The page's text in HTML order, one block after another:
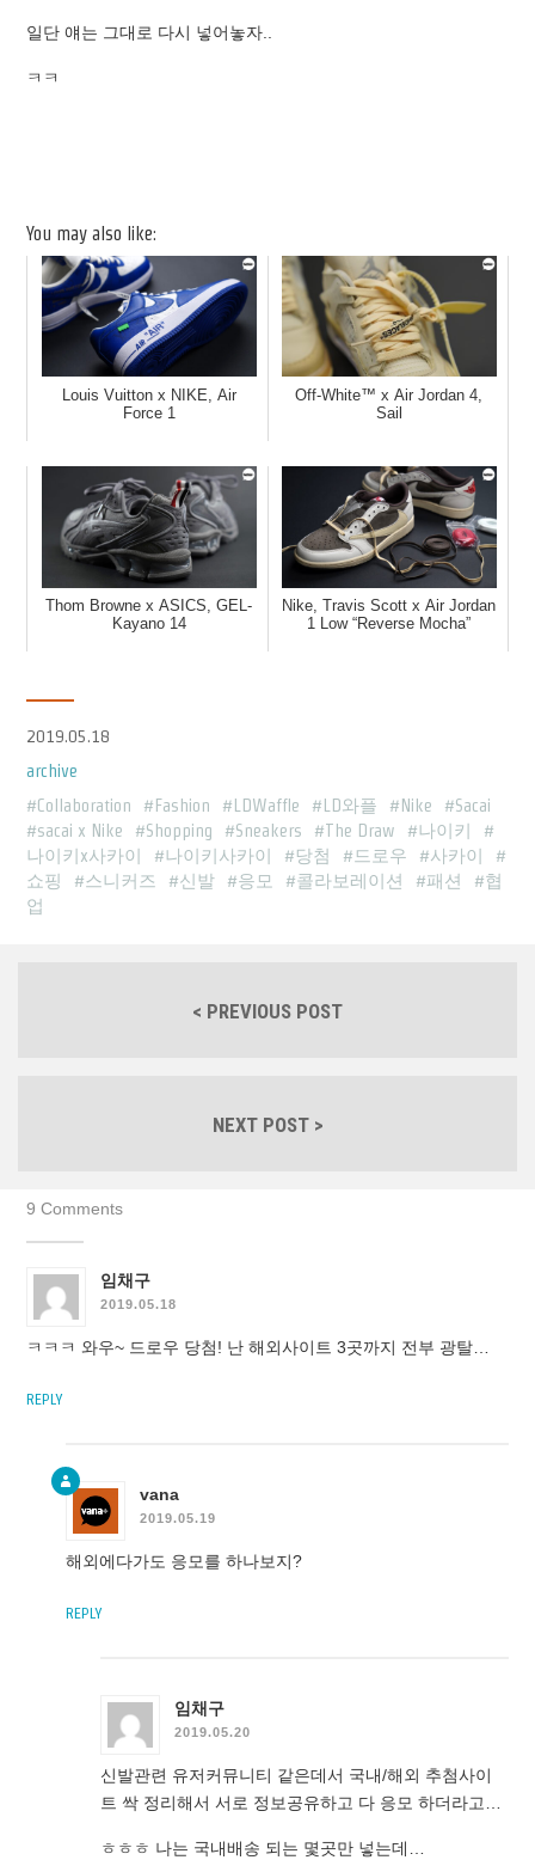
일단 얘는 그대로 다시 넣어놓자..
ㅋㅋ
You may also like:
Louis Vuitton x NIKE, Air
Force 1
Off-White™ x Air Jordan 4,
Sail
Thom Browne x ASICS, GEL-
Kayano 14
Nike, Travis Scott x Air Jordan
1 Low “Reverse Mocha”
2019.05.18
archive
Collaboration
Fashion LDWaffle LD와플 Nike
Sacai
sacai x Nike
Shopping Sneakers The Draw
나이키
나이키x사카이
나이키사카이 당첨 드로우
사카이
쇼핑
스니커즈 신발 응모 콜라보레이션 패션
협
업
< PREVIOUS POST
NEXT POST >
9 Comments
임채구
2019.05.18
ㅋㅋㅋ 와우~ 드로우 당첨! 난 해외사이트 3곳까지 전부 광탈…
REPLY
vana
2019.05.19
해외에다가도 응모를 하나보지?
REPLY
임채구
2019.05.20
신발관련 유저커뮤니티 같은데서 국내/해외 추첨사이
트 싹 정리해서 서로 정보공유하고 다 응모 하더라고…
ㅎㅎㅎ 나는 국내배송 되는 몇곳만 넣는데…